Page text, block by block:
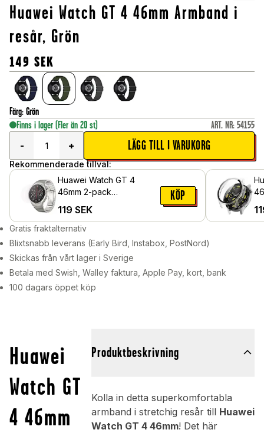
Huawei Watch GT 4 46mm Armband i
resår, Grön
149 SEK
Färg: Grön
Finns i lager (Fler än 20 st) ART. NR: 54155
-
+ LÄGG TILL I VARUKORG
Rekommenderade tillval:
Huawei Watch GT 4
46mm 2-pack
119 SEK
KÖP
Gratis fraktalternativ
Blixtsnabb leverans (Early Bird, Instabox, PostNord)
Skickas från vårt lager i Sverige
Betala med Swish, Walley faktura, Apple Pay, kort, bank
100 dagars öppet köp
Huawei
Watch GT
4 46mm
Produktbeskrivning
Kolla in detta superkomfortabla
armband i stretchig resår till Huawei
Watch GT 4 46mm! Det här